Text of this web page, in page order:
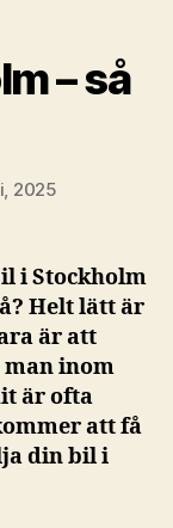
– så
2025
i Stockholm
Helt lätt är
är att
man inom
är ofta
att få
din bil i